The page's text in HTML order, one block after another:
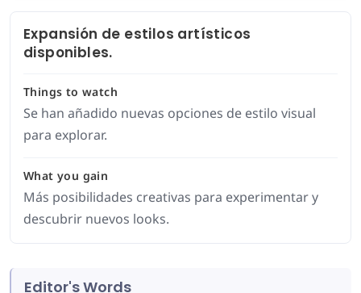
Expansión de estilos artísticos
disponibles.
Things to watch
Se han añadido nuevas opciones de estilo visual
para explorar.
What you gain
Más posibilidades creativas para experimentar y
descubrir nuevos looks.
Editor's Words